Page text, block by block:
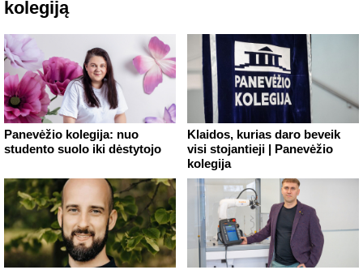
kolegiją
Panevėžio kolegija: nuo
studento suolo iki dėstytojo
Klaidos, kurias daro beveik
visi stojantieji | Panevėžio
kolegija